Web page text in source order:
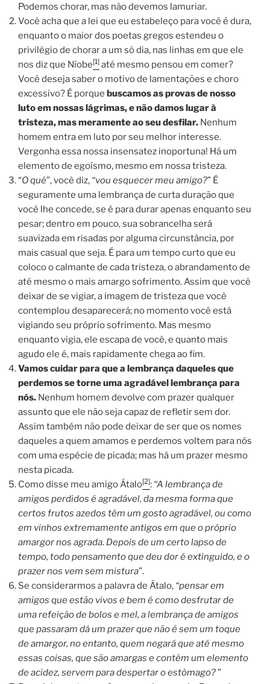
Podemos chorar, mas não devemos lamuriar.
Você acha que a lei que eu estabeleço para você é dura,
enquanto o maior dos poetas gregos estendeu o
privilégio de chorar a um só dia, nas linhas em que ele
nos diz que Níobe[1] até mesmo pensou em comer?
Você deseja saber o motivo de lamentações e choro
excessivo? É porque buscamos as provas de nosso
luto em nossas lágrimas, e não damos lugar à
tristeza, mas meramente ao seu desfilar. Nenhum
homem entra em luto por seu melhor interesse.
Vergonha essa nossa insensatez inoportuna! Há um
elemento de egoísmo, mesmo em nossa tristeza.
“O quê”, você diz, “vou esquecer meu amigo?” É
seguramente uma lembrança de curta duração que
você lhe concede, se é para durar apenas enquanto seu
pesar; dentro em pouco, sua sobrancelha será
suavizada em risadas por alguma circunstância, por
mais casual que seja. É para um tempo curto que eu
coloco o calmante de cada tristeza, o abrandamento de
até mesmo o mais amargo sofrimento. Assim que você
deixar de se vigiar, a imagem de tristeza que você
contemplou desaparecerá; no momento você está
vigiando seu próprio sofrimento. Mas mesmo
enquanto vigia, ele escapa de você, e quanto mais
agudo ele é, mais rapidamente chega ao fim.
Vamos cuidar para que a lembrança daqueles que
perdemos se torne uma agradável lembrança para
nós. Nenhum homem devolve com prazer qualquer
assunto que ele não seja capaz de refletir sem dor.
Assim também não pode deixar de ser que os nomes
daqueles a quem amamos e perdemos voltem para nós
com uma espécie de picada; mas há um prazer mesmo
nesta picada.
Como disse meu amigo Átalo[2]: “A lembrança de
amigos perdidos é agradável, da mesma forma que
certos frutos azedos têm um gosto agradável, ou como
em vinhos extremamente antigos em que o próprio
amargor nos agrada. Depois de um certo lapso de
tempo, todo pensamento que deu dor é extinguido, e o
prazer nos vem sem mistura”.
Se considerarmos a palavra de Átalo, “pensar em
amigos que estão vivos e bem é como desfrutar de
uma refeição de bolos e mel, a lembrança de amigos
que passaram dá um prazer que não é sem um toque
de amargor, no entanto, quem negará que até mesmo
essas coisas, que são amargas e contêm um elemento
de acidez, servem para despertar o estômago?”